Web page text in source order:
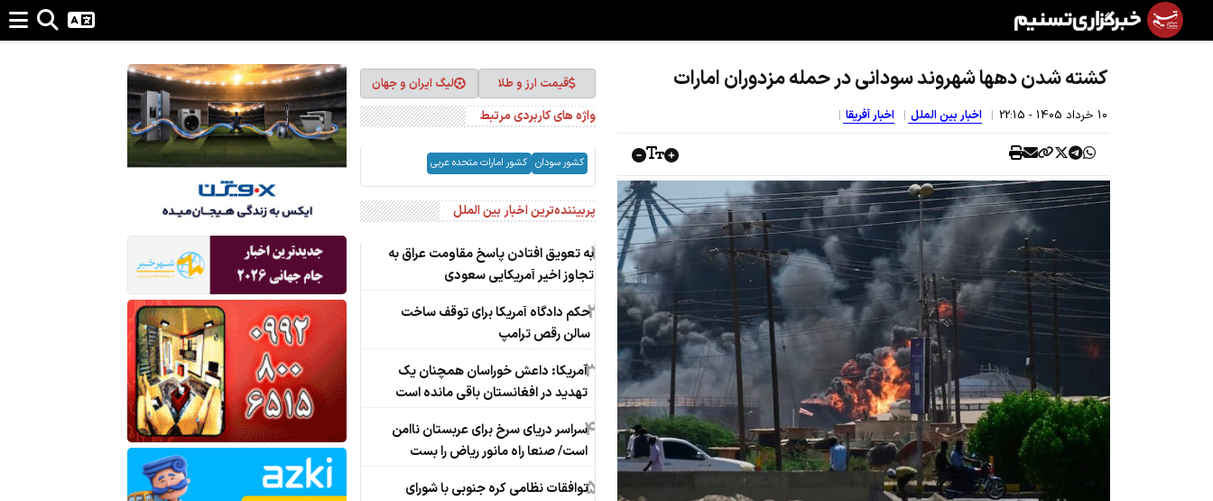
کشته شدن دهها شهروند سودانی در حمله مزدوران امارات
10 خرداد 1405 - 22:15 اخبار بین الملل اخبار آفریقا
قیمت ارز و طلا لیگ ایران و جهان
واژه های کاربردی مرتبط
کشور سودان کشور امارات متحده عربی
پربیننده‌ترین اخبار بین الملل
1به تعویق افتادن پاسخ مقاومت عراق به
تجاوز اخیر آمریکایی سعودی
2حکم دادگاه آمریکا برای توقف ساخت
سالن رقص ترامپ
3آمریکا: داعش خوراسان همچنان یک
تهدید در افغانستان باقی مانده است
4سراسر دریای سرخ برای عربستان ناامن
است/ صنعا راه مانور ریاض را بست
5توافقات نظامی کره جنوبی با شورای